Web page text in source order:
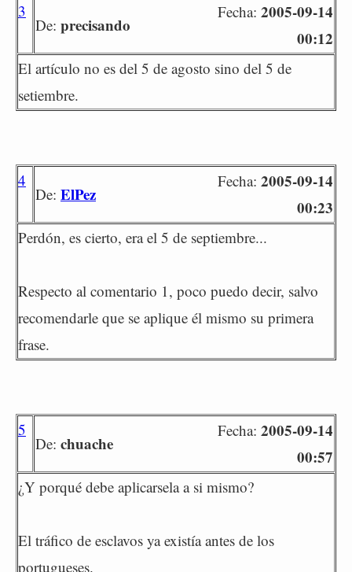
3
De: precisando
Fecha: 2005-09-14
00:12
El artículo no es del 5 de agosto sino del 5 de
setiembre.
4
De: ElPez
Fecha: 2005-09-14
00:23
Perdón, es cierto, era el 5 de septiembre...
Respecto al comentario 1, poco puedo decir, salvo
recomendarle que se aplique él mismo su primera
frase.
5
De: chuache
Fecha: 2005-09-14
00:57
¿Y porqué debe aplicarsela a si mismo?
El tráfico de esclavos ya existía antes de los
portugueses.